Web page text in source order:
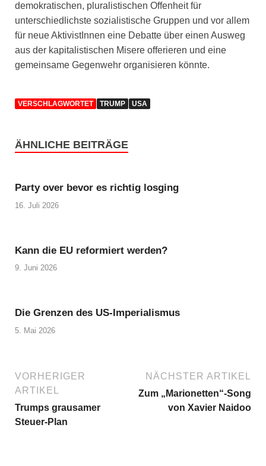
demokratischen, pluralistischen Offenheit für
unterschiedlichste sozialistische Gruppen und vor allem
für neue AktivistInnen eine Debatte über einen Ausweg
aus der kapitalistischen Misere offerieren und eine
gemeinsame Gegenwehr organisieren könnte.
VERSCHLAGWORTET TRUMP USA
ÄHNLICHE BEITRÄGE
Party over bevor es richtig losging
16. Juli 2026
Kann die EU reformiert werden?
9. Juni 2026
Die Grenzen des US-Imperialismus
5. Mai 2026
VORHERIGER
ARTIKEL
Trumps grausamer
Steuer-Plan
NÄCHSTER ARTIKEL
Zum „Marionetten“-Song
von Xavier Naidoo